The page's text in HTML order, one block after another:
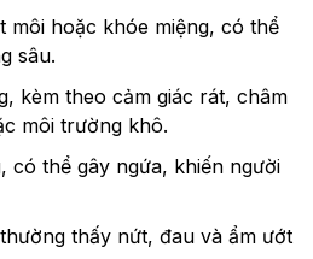
môi hoặc khóe miệng, có thể
sâu.
kèm theo cảm giác rát, châm
môi trường khô.
có thể gây ngứa, khiến người
thấy nứt, đau và ẩm ướt